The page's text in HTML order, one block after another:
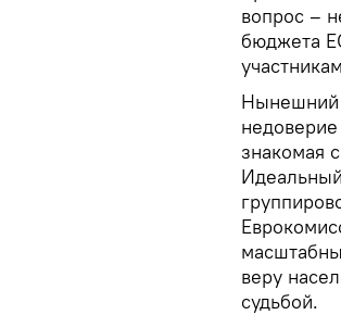
вопрос –
бюджета
Нынешний
знакомая
веру
судьбой.